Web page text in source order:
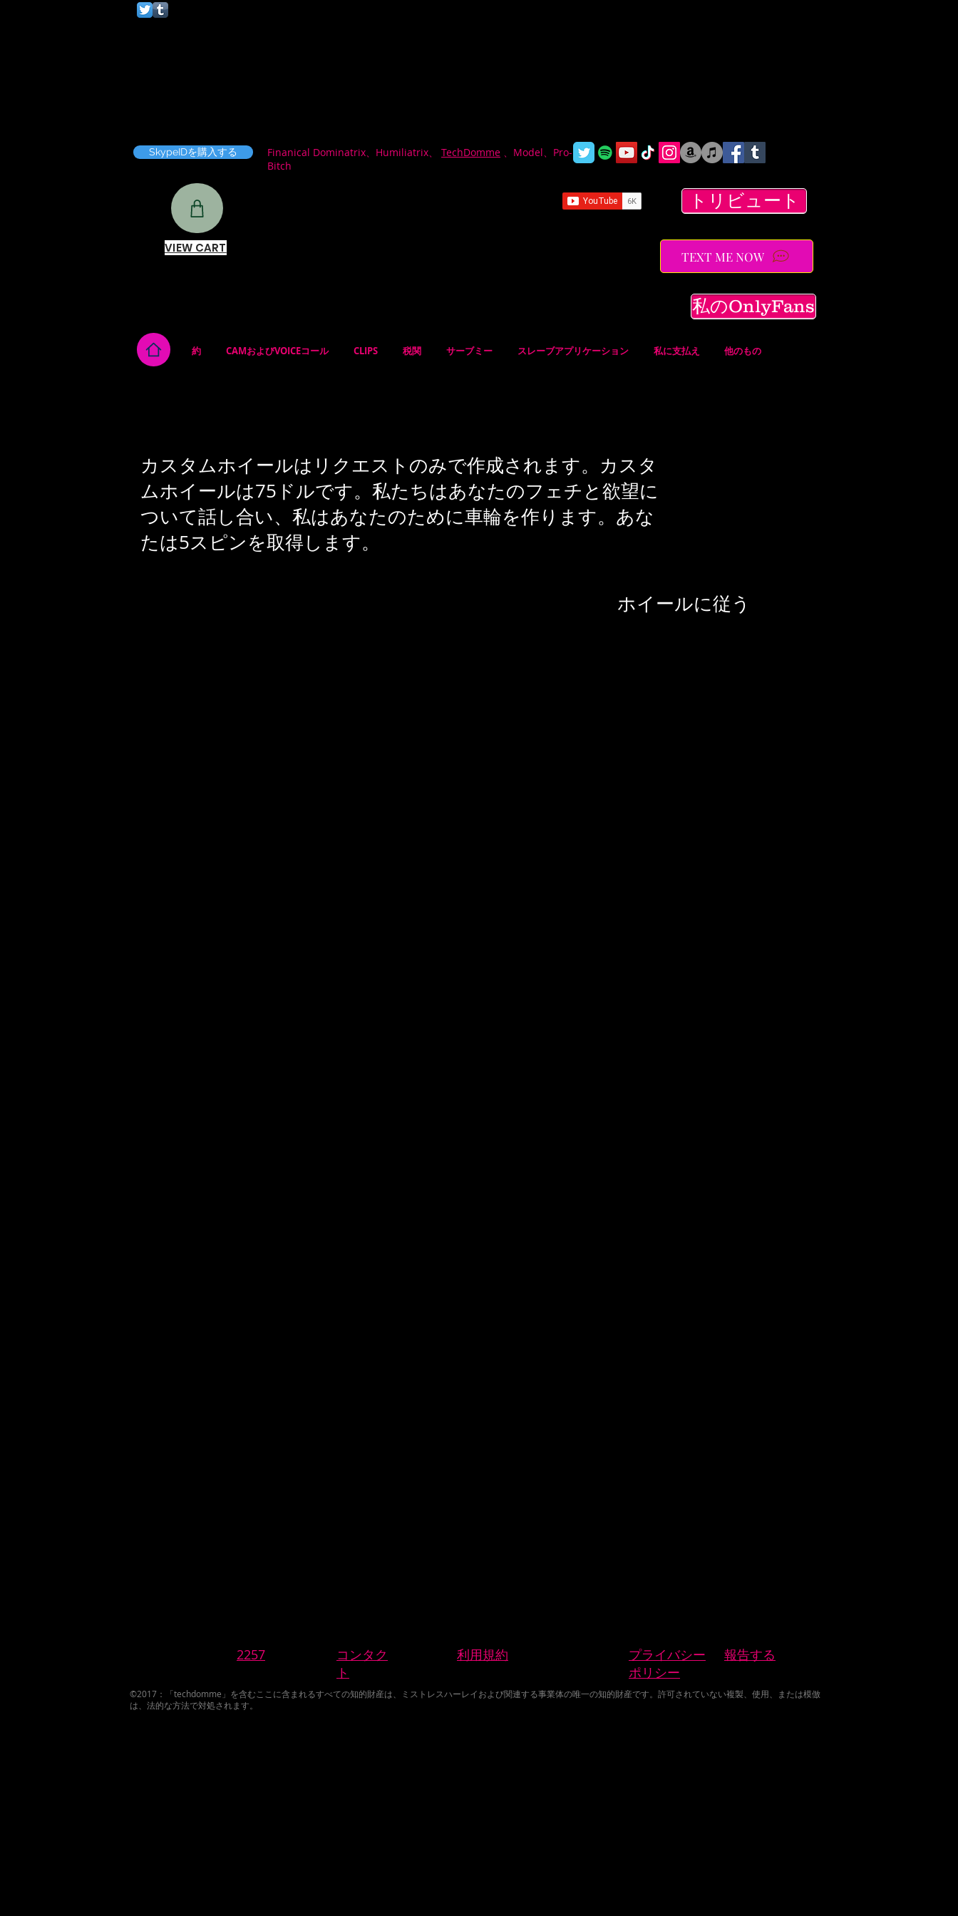
SkypeIDを購入する
VIEW CART
Finanical Dominatrix、Humiliatrix、 TechDomme 、Model、Pro-
Bitch
トリビュート
TEXT ME NOW
私のOnlyFans
約 CAMおよびVOICEコール CLIPS 税関 サーブミー スレーブアプリケーション 私に支払え 他のもの
カスタムホイールはリクエストのみで作成されます。カスタ
ムホイールは75ドルです。私たちはあなたのフェチと欲望に
ついて話し合い、私はあなたのために車輪を作ります。あな
たは5スピンを取得します。
ホイールに従う
2257
コンタク
ト
利用規約
プライバシー
ポリシー
報告する
©2017：「techdomme」を含むここに含まれるすべての知的財産は、ミストレスハーレイおよび関連する事業体の唯一の知的財産です。許可されていない複製、使用、または模倣
は、法的な方法で対処されます。